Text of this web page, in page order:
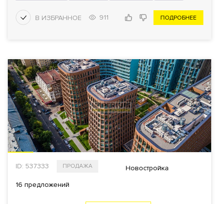
911 ПОДРОБНЕЕ
ID: 537333 ПРОДАЖА Новостройка
16 предложений